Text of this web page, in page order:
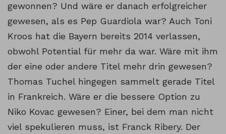
gewonnen? Und wäre er danach erfolgreicher
gewesen, als es Pep Guardiola war? Auch Toni
Kroos hat die Bayern bereits 2014 verlassen,
obwohl Potential für mehr da war. Wäre mit ihm
der eine oder andere Titel mehr drin gewesen?
Thomas Tuchel hingegen sammelt gerade Titel
in Frankreich. Wäre er die bessere Option zu
Niko Kovac gewesen? Einer, bei dem man nicht
viel spekulieren muss, ist Franck Ribery. Der